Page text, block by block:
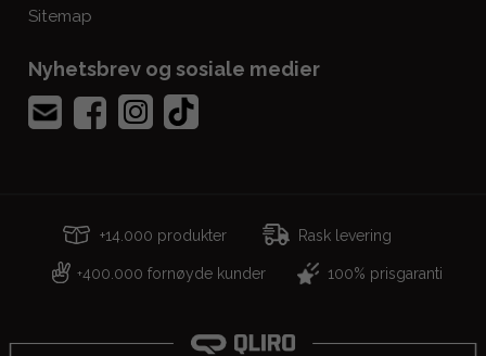
Sitemap
Nyhetsbrev og sosiale medier
+14.000 produkter Rask levering
+400.000 fornøyde kunder 100% prisgaranti